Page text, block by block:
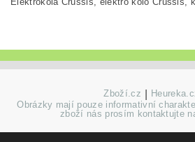
Zboží.cz
Obrázky mají pouze informativní
zboží nás prosím kontaktujte